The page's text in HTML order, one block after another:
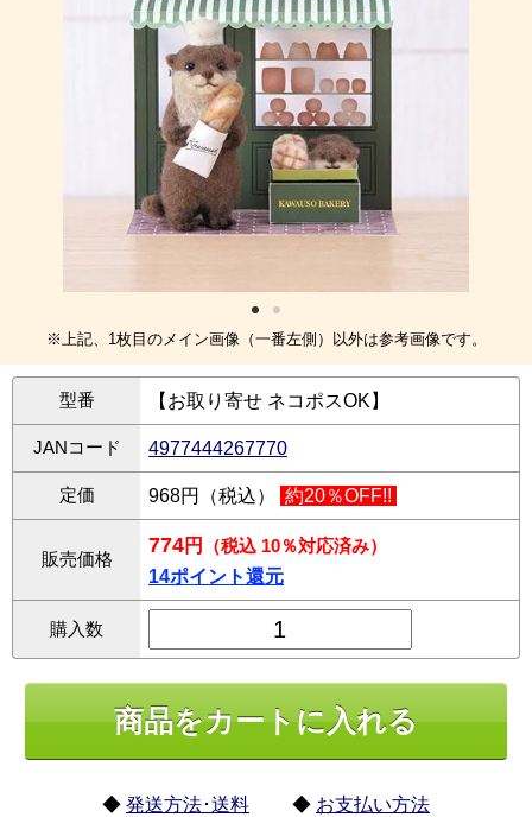
※上記、1枚目のメイン画像（一番左側）以外は参考画像です。
型番 【お取り寄せ ネコポスOK】
JANコード 4977444267770
定価 968円（税込） 約20％OFF!!
販売価格
774円
（税込 10％対応済み）
14ポイント還元
購入数
◆ 発送方法･送料 ◆ お支払い方法